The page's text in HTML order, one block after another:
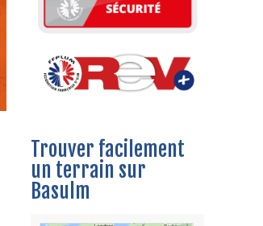
Trouver facilement
un terrain sur
Basulm